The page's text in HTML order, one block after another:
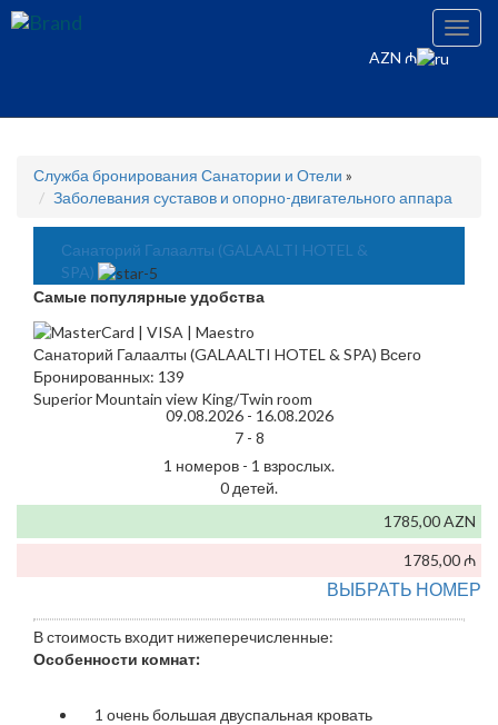
AZN ₼
Служба бронирования Санатории и Отели »
Заболевания суставов и опорно-двигательного аппара
Санаторий Галаалты (GALAALTI HOTEL &
SPA)
Самые популярные удобства
Санаторий Галаалты (GALAALTI HOTEL & SPA) Всего
Бронированных: 139
Superior Mountain view King/Twin room
09.08.2026 - 16.08.2026
7 - 8
1 номеров - 1 взрослых.
0 детей.
1785,00 AZN
1785,00 ₼
ВЫБРАТЬ НОМЕР
В стоимость входит нижеперечисленные:
Особенности комнат:
1 очень большая двуспальная кровать